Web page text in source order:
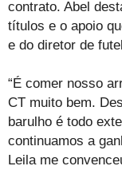
contrato. Abel
títulos e o apoio
e do diretor de
“É comer nosso
CT muito bem.
barulho é todo
continuamos a
Leila me